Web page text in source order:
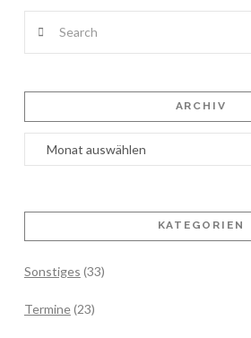
ARCHIV
Archiv
KATEGORIEN
Sonstiges (33)
Termine(23)